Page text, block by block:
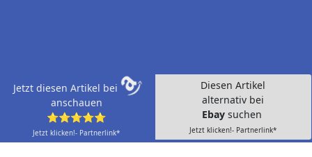
Jetzt diesen Artikel bei
anschauen
⭐⭐⭐⭐⭐
Jetzt klicken!- Partnerlink*
Diesen Artikel
alternativ bei
Ebay suchen
Jetzt klicken!- Partnerlink*